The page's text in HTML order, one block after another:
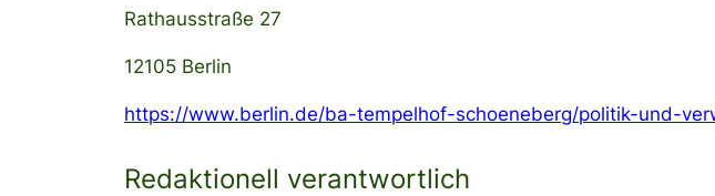
Rathausstraße 27
12105 Berlin
https://www.berlin.de/ba-tempelhof-schoeneberg/politik-und-
Redaktionell verantwortlich